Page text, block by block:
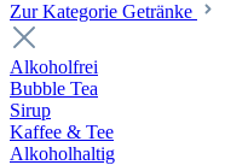
Zur Kategorie Getränke
Alkoholfrei
Bubble Tea
Sirup
Kaffee & Tee
Alkoholhaltig